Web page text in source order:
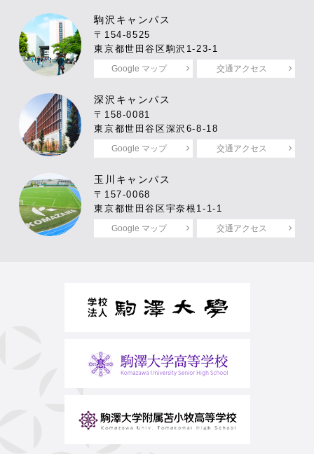
駒沢キャンパス
〒154-8525
東京都世田谷区駒沢1-23-1
Google マップ 交通アクセス
深沢キャンパス
〒158-0081
東京都世田谷区深沢6-8-18
Google マップ 交通アクセス
玉川キャンパス
〒157-0068
東京都世田谷区宇奈根1-1-1
Google マップ 交通アクセス